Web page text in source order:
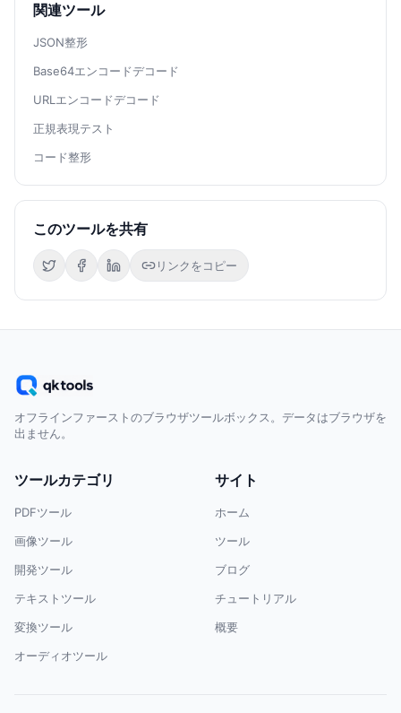
関連ツール
JSON整形
Base64エンコードデコード
URLエンコードデコード
正規表現テスト
コード整形
このツールを共有
リンクをコピー
オフラインファーストのブラウザツールボックス。データはブラウザを
出ません。
ツールカテゴリ
PDFツール
画像ツール
開発ツール
テキストツール
変換ツール
オーディオツール
サイト
ホーム
ツール
ブログ
チュートリアル
概要